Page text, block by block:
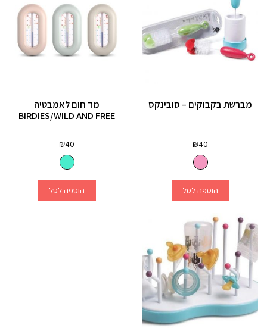
מברשת בקבוקים – סובינקס
₪40
הוספה לסל
מד חום לאמבטיה
BIRDIES/WILD AND FREE
₪40
הוספה לסל